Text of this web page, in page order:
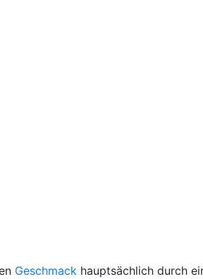
Geschmack hauptsächlich durch